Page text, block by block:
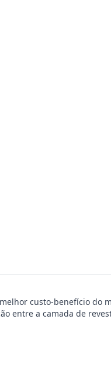
custo-benefício do
entre a camada de